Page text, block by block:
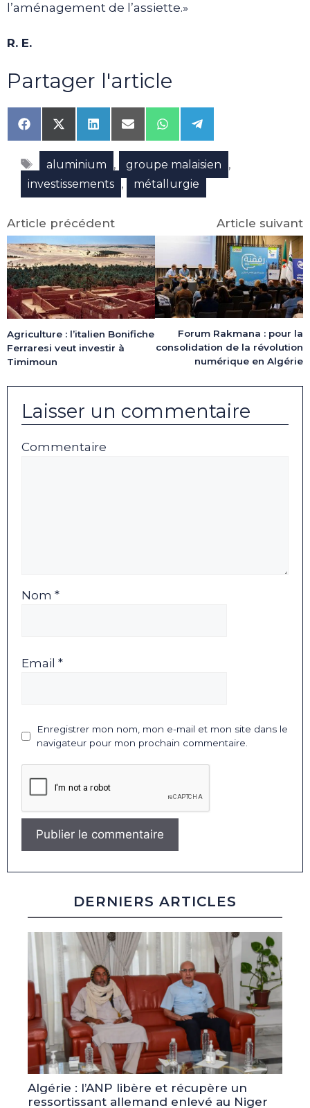
l’aménagement de l’assiette.»
R. E.
Partager l'article
Share
on
Facebook
Share
on
X
(Twitter)
Share
on
LinkedIn
Share
on
Email
Share
on
WhatsApp
Share
on
Telegram
Étiquettes
aluminium , groupe malaisien ,
investissements , métallurgie
Article précédent
Agriculture : l’italien Bonifiche
Ferraresi veut investir à
Timimoun
Article suivant
Forum Rakmana : pour la
consolidation de la révolution
numérique en Algérie
Laisser un commentaire
Commentaire
Nom *
Email *
Enregistrer mon nom, mon e-mail et mon site dans le
navigateur pour mon prochain commentaire.
DERNIERS ARTICLES
Algérie : l’ANP libère et récupère un
ressortissant allemand enlevé au Niger